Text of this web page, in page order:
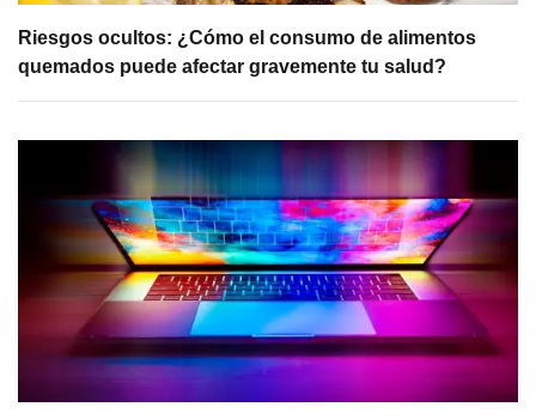
Riesgos ocultos: ¿Cómo el consumo de alimentos
quemados puede afectar gravemente tu salud?